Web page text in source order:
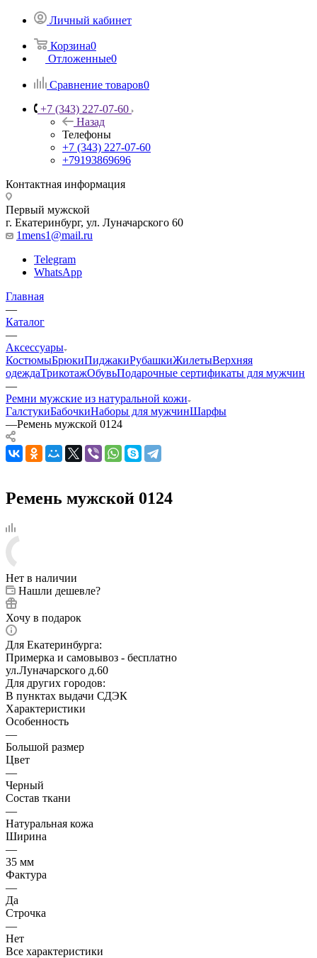
Личный кабинет
Корзина0
Отложенные0
Сравнение товаров0
+7 (343) 227-07-60
Назад
Телефоны
+7 (343) 227-07-60
+79193869696
Контактная информация
Первый мужской
г. Екатеринбург, ул. Луначарского 60
1mens1@mail.ru
Telegram
WhatsApp
Главная
—
Каталог
—
Аксессуары
КостюмыБрюкиПиджакиРубашкиЖилетыВерхняя
одеждаТрикотажОбувьПодарочные сертификаты для мужчин
—
Ремни мужские из натуральной кожи
ГалстукиБабочкиНаборы для мужчинШарфы
—Ремень мужской 0124
Ремень мужской 0124
Нет в наличии
Нашли дешевле?
Хочу в подарок
Для Екатеринбурга:
Примерка и самовывоз - бесплатно
ул.Луначарского д.60
Для других городов:
В пунктах выдачи СДЭК
Характеристики
Особенность
—
Большой размер
Цвет
—
Черный
Состав ткани
—
Натуральная кожа
Ширина
—
35 мм
Фактура
—
Да
Строчка
—
Нет
Все характеристики